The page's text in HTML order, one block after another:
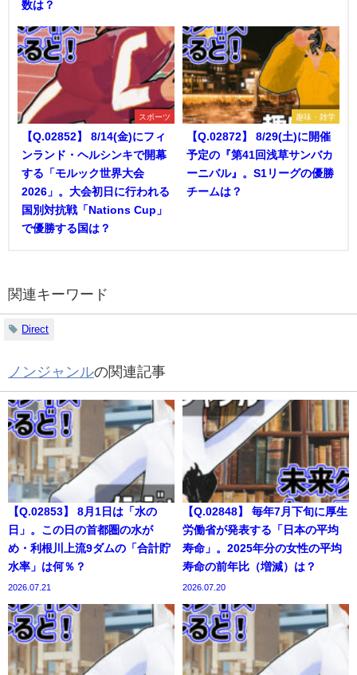
数は？
スポーツ
【Q.02852】 8/14(金)にフィ
ンランド・ヘルシンキで開幕
する「モルック世界大会
2026」。大会初日に行われる
国別対抗戦「Nations Cup」
で優勝する国は？
趣味・雑学
【Q.02872】 8/29(土)に開催
予定の『第41回浅草サンバカ
ーニバル』。S1リーグの優勝
チームは？
関連キーワード
Direct
ノンジャンルの関連記事
【Q.02853】 8月1日は「水の
日」。この日の首都圏の水が
め・利根川上流9ダムの「合計貯
水率」は何％？
2026.07.21
【Q.02848】 毎年7月下旬に厚生
労働省が発表する「日本の平均
寿命」。2025年分の女性の平均
寿命の前年比（増減）は？
2026.07.20